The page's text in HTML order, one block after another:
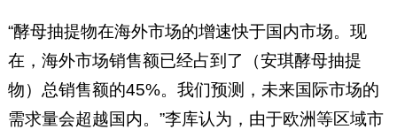
“酵母抽提物在海外市场的增速快于国内市场。现
在，海外市场销售额已经占到了（安琪酵母抽提
物）总销售额的45%。我们预测，未来国际市场的
需求量会超越国内。”李库认为，由于欧洲等区域市